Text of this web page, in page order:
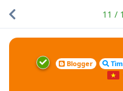
Blogger
11 /